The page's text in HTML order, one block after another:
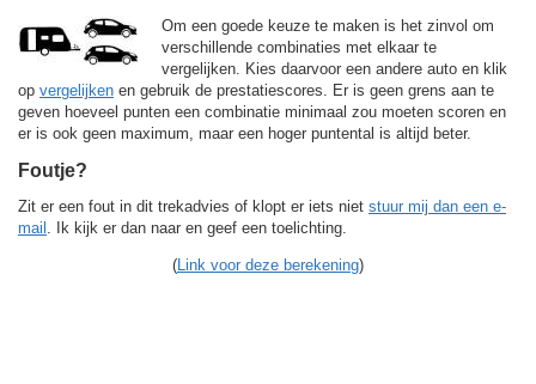
Om een goede keuze te maken is het zinvol om
verschillende combinaties met elkaar te
vergelijken. Kies daarvoor een andere auto en klik
op vergelijken en gebruik de prestatiescores. Er is geen grens aan te
geven hoeveel punten een combinatie minimaal zou moeten scoren en
er is ook geen maximum, maar een hoger puntental is altijd beter.
Foutje?
Zit er een fout in dit trekadvies of klopt er iets niet stuur mij dan een e-
mail
. Ik kijk er dan naar en geef een toelichting.
( Link voor deze berekening)